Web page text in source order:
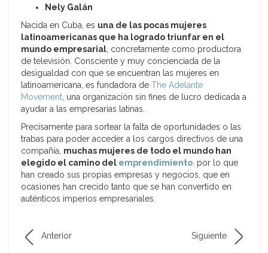
Nely Galán
Nacida en Cuba, es una de las pocas mujeres
latinoamericanas que ha logrado triunfar en el
mundo empresarial, concretamente como productora
de televisión. Consciente y muy concienciada de la
desigualdad con que se encuentran las mujeres en
latinoamericana, es fundadora de The Adelante
Movement, una organización sin fines de lucro dedicada a
ayudar a las empresarias latinas.
Precisamente para sortear la falta de oportunidades o las
trabas para poder acceder a los cargos directivos de una
compañía, muchas mujeres de todo el mundo han
elegido el camino del emprendimiento, por lo que
han creado sus propias empresas y negocios, que en
ocasiones han crecido tanto que se han convertido en
auténticos imperios empresariales.
Anterior Siguiente